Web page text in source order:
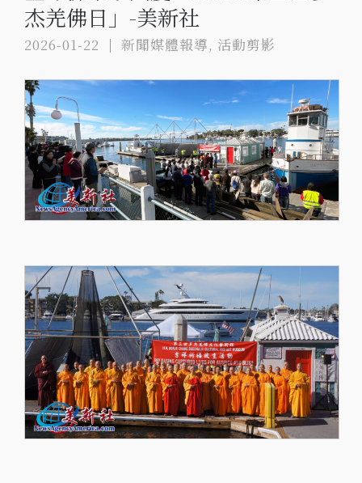
杰羌佛日」-美新社
2026-01-22 新聞媒體報導, 活動剪影